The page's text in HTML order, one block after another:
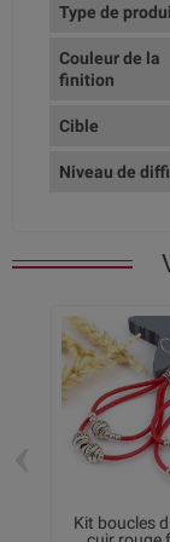
Type de
Couleur de la
finition
Cible
Niveau de
Kit boucles